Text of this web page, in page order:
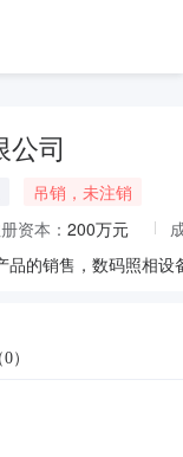
公司
吊销，未注销
资本： 200万元
0）